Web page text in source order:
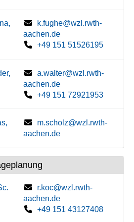
k.fughe@wzl.rwth-
aachen.de
+49 151 51526195
a.walter@wzl.rwth-
aachen.de
+49 151 72921953
m.scholz@wzl.rwth-
aachen.de
r.koc@wzl.rwth-
aachen.de
+49 151 43127408